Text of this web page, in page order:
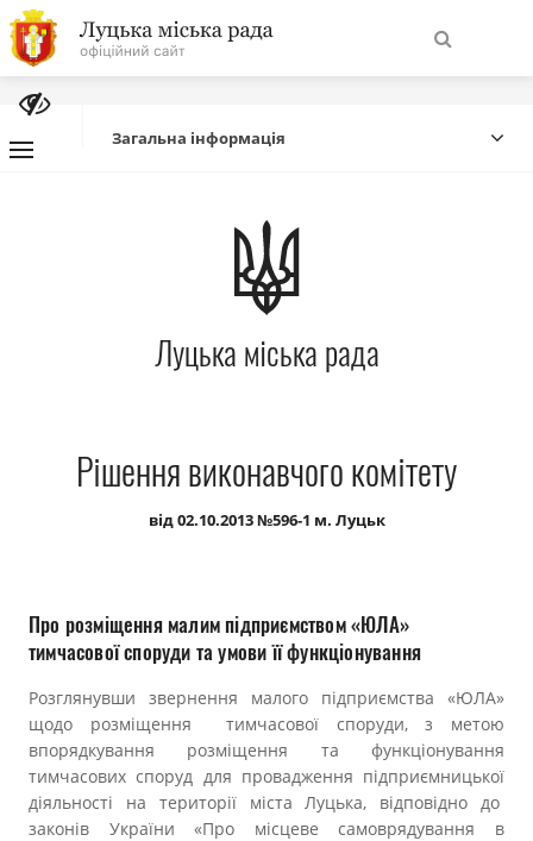
На
головну
Про місто
Міська влада
Міська рада
Публічна інформація
Документи
Загальна інформація
Луцька міська рада
Рішення виконавчого комітету
від 02.10.2013 №596-1 м. Луцьк
Про розміщення малим підприємством «ЮЛА»
тимчасової споруди та умови її функціонування
Розглянувши звернення малого підприємства «ЮЛА»
щодо розміщення тимчасової споруди, з метою
впорядкування розміщення та функціонування
тимчасових споруд для провадження підприємницької
діяльності на території міста Луцька, відповідно до
законів України «Про місцеве самоврядування в